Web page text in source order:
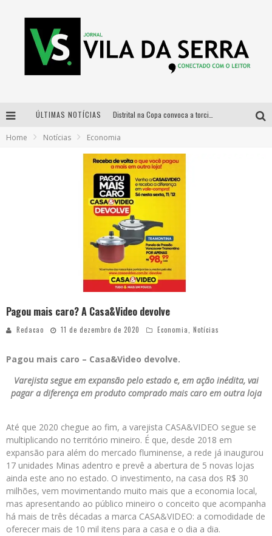
ÚLTIMAS NOTÍCIAS
Home Notícias Economia
Pagou mais caro? A Casa&Video devolve
Redacao 11 de dezembro de 2020 Economia, Notícias
Pagou mais caro – Casa&Video devolve.
Varejista segue em expansão pelo estado e, em ação inédita, vai
pagar a diferença em produto comprado mais caro em outra loja
Até que 2020 chegue ao fim, a varejista CASA&VIDEO segue se
multiplicando no território mineiro. É que, desde 2018 em
expansão para além do mercado fluminense, a rede já inaugurou
17 unidades Minas adentro e prevê a abertura de 5 novas lojas
ainda este ano no estado. O investimento, na casa dos R$ 30
milhões, vem movimentando muito mais que a economia local,
mas apresentando ao público mineiro o conceito que acompanha
há mais de três décadas a marca CASA&VIDEO: a comodidade de
oferecer mais de 10 mil itens para a casa e o dia a dia.